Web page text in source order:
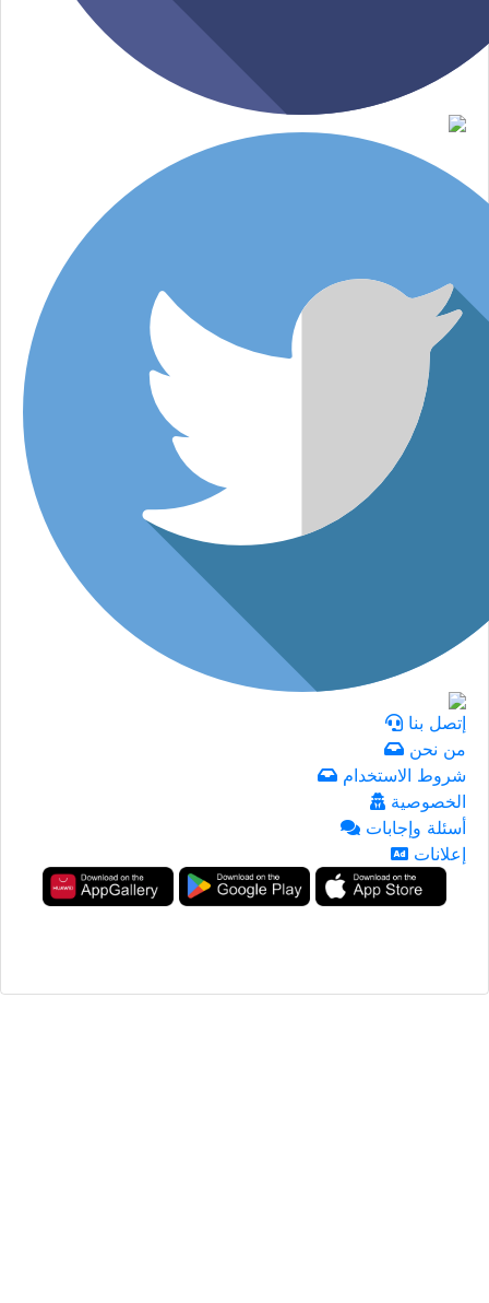
إتصل بنا
من نحن
شروط الاستخدام
الخصوصية
أسئلة وإجابات
إعلانات